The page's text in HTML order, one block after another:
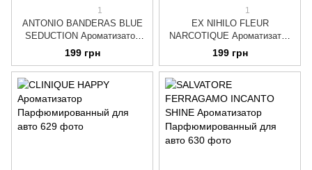
1
ANTONIO BANDERAS BLUE
SEDUCTION Ароматизатор
Парфюмированный для авто
199 грн
1
EX NIHILO FLEUR
NARCOTIQUE Ароматизатор
Парфюмированный для авто
199 грн